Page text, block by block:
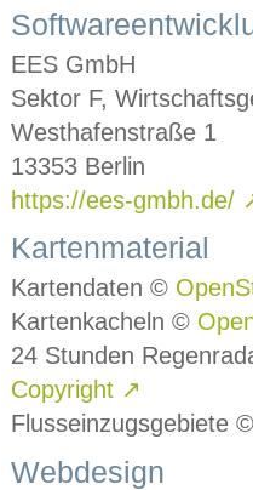
EES GmbH
Sektor F,
Westhafenstraße 1
13353 Berlin
https://ees-gmbh.de/
Kartenmaterial
Kartendaten ©
Kartenkacheln ©
24 Stunden
Copyright ↗
Flusseinzugsgebiete
Webdesign